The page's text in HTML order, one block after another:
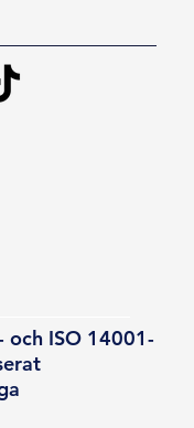
och ISO 14001-